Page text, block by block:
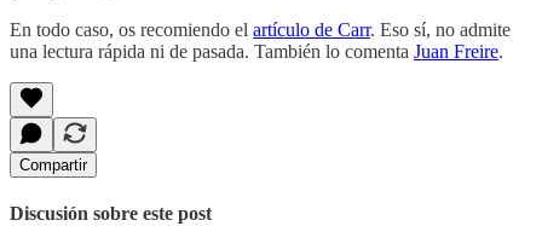
En todo caso, os recomiendo el artículo de Carr. Eso sí, no admite
una lectura rápida ni de pasada. También lo comenta Juan Freire.
Compartir
Discusión sobre este post